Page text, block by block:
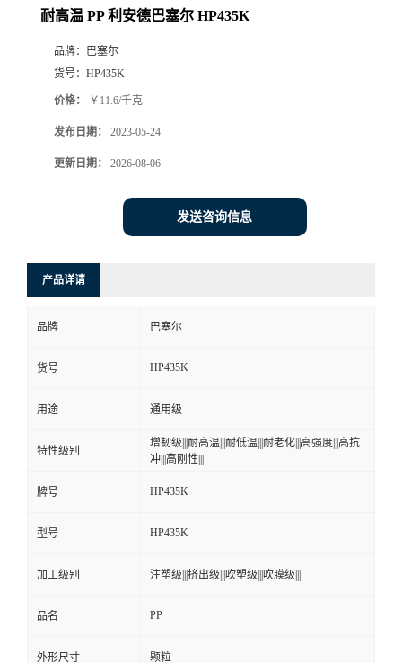
耐高温 PP 利安德巴塞尔 HP435K
品牌：
巴塞尔
货号： HP435K
价格： ￥11.6/千克
发布日期： 2023-05-24
更新日期： 2026-08-06
发送咨询信息
产品详请
品牌 巴塞尔
货号 HP435K
用途 通用级
特性级别
增韧级|||耐高温|||耐低温|||耐老化|||高强度|||高抗
冲|||高刚性|||
牌号 HP435K
型号 HP435K
加工级别 注塑级|||挤出级|||吹塑级|||吹膜级|||
品名 PP
外形尺寸 颗粒